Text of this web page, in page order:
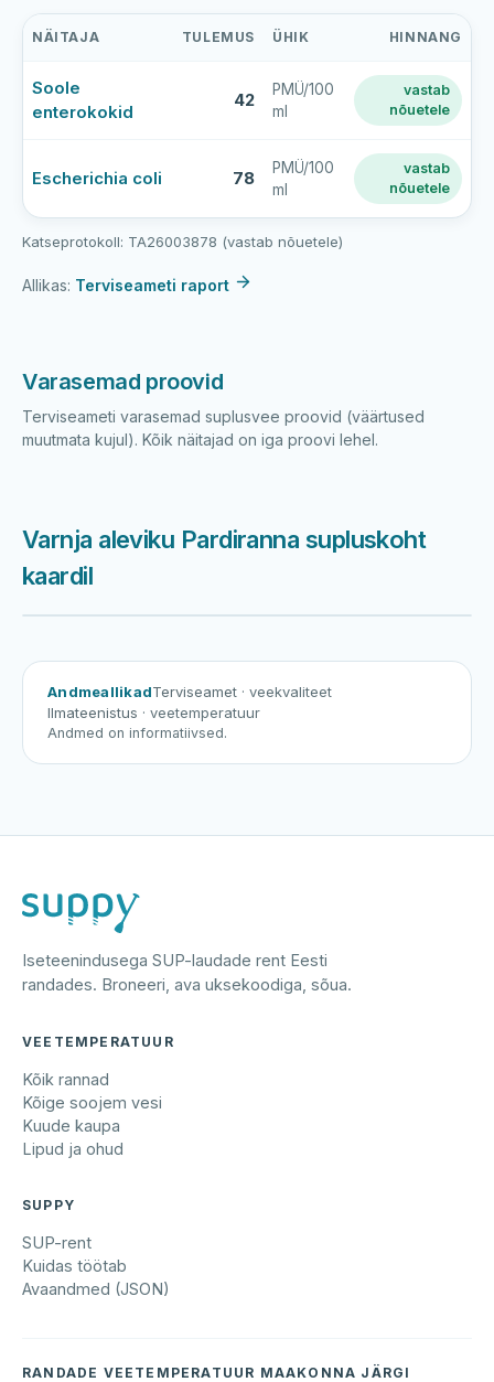
aleviku
Pardiranna
viimase
mõõtmistulemused
NÄITAJA TULEMUS ÜHIK HINNANG
Soole
enterokokid
42
PMÜ/100
ml
vastab
nõuetele
Escherichia coli 78
PMÜ/100
ml
vastab
nõuetele
Katseprotokoll: TA26003878 (vastab nõuetele)
Allikas: Terviseameti raport
Varasemad proovid
Terviseameti varasemad suplusvee proovid (väärtused
muutmata kujul). Kõik näitajad on iga proovi lehel.
Varnja aleviku Pardiranna supluskoht
kaardil
AndmeallikadTerviseamet · veekvaliteet
Ilmateenistus · veetemperatuur
Andmed on informatiivsed.
Iseteenindusega SUP-laudade rent Eesti
randades. Broneeri, ava uksekoodiga, sõua.
VEETEMPERATUUR
Kõik rannad
Kõige soojem vesi
Kuude kaupa
Lipud ja ohud
SUPPY
SUP-rent
Kuidas töötab
Avaandmed (JSON)
RANDADE VEETEMPERATUUR MAAKONNA JÄRGI